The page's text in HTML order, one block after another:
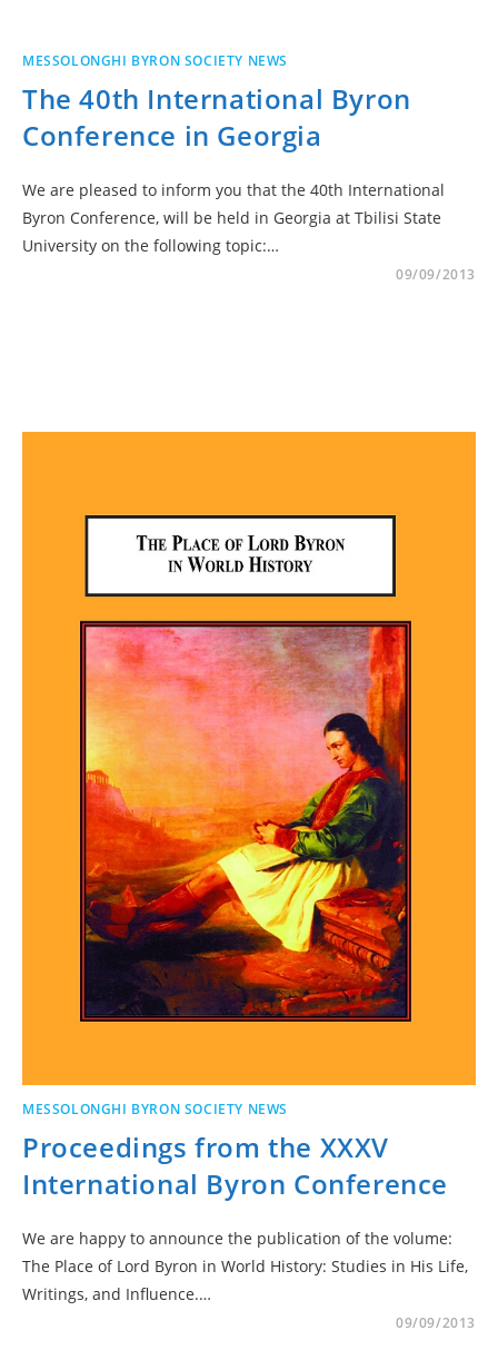
MESSOLONGHI BYRON SOCIETY NEWS
The 40th International Byron
Conference in Georgia
We are pleased to inform you that the 40th International
Byron Conference, will be held in Georgia at Tbilisi State
University on the following topic:…
09/09/2013
MESSOLONGHI BYRON SOCIETY NEWS
Proceedings from the XXXV
International Byron Conference
We are happy to announce the publication of the volume:
The Place of Lord Byron in World History: Studies in His Life,
Writings, and Influence.…
09/09/2013